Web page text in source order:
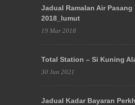
Jadual Ramalan Air Pasang
2018_lumut
19 Mar 2018
Total Station – Si Kuning
30 Jun 2021
Jadual Kadar Bayaran